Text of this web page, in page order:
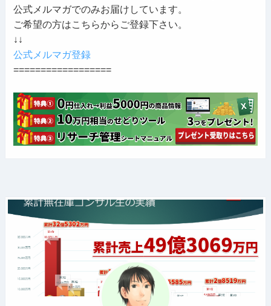
公式メルマガでのみお届けしています。
ご希望の方はこちらからご登録下さい。
↓↓
公式メルマガ登録
==================